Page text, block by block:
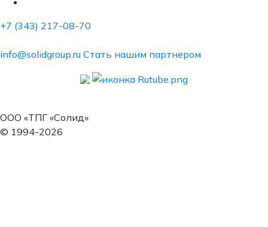
+7 (343) 217-08-70
info@solidgroup.ru Стать нашим партнером
ООО «ТПГ «Солид»
© 1994-2026